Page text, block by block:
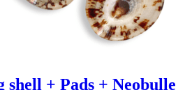
shell + Pads + Neobulle